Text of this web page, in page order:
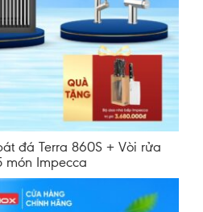
đá Terra 860S + Vòi rửa
món Impecca